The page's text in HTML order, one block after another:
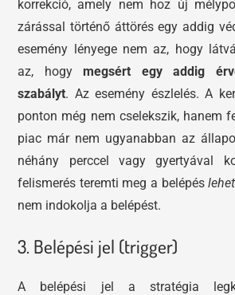
korrekció, amely nem hoz új
zárással történő áttörés egy addig
esemény lényege nem az, hogy
az, hogymegsért egy addig
szabályt. Az esemény észlelés. A
ponton még nem cselekszik, hanem
piac már nem ugyanabban az
néhány perccel vagy gyertyával
felismerés teremti meg a belépés
nem indokolja a belépést.
3. Belépési jel (trigger)
A belépési jel a stratégia